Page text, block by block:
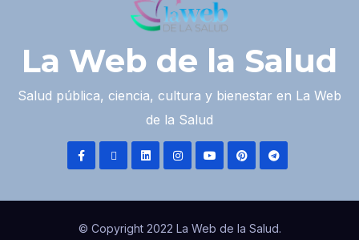
La Web de la Salud
Salud pública, ciencia, cultura y bienestar en La Web
de la Salud
© Copyright 2022 La Web de la Salud.